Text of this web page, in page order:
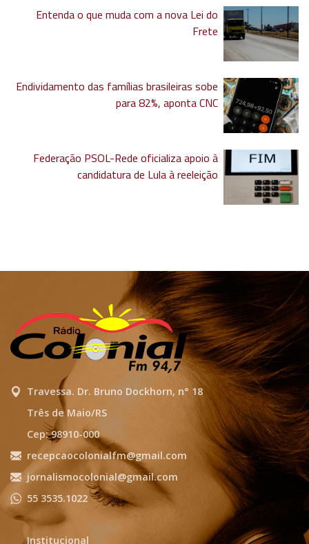
Entenda o que muda com a nova Lei do
Frete
Endividamento das famílias brasileiras sobe
para 82%, aponta CNC
Federação PSOL-Rede oficializa apoio à
candidatura de Lula à reeleição
Travessa. Dr. Bruno Dockhorn, n° 18
Três de Maio/RS
Cep: 98910-000
recepcaocolonialfm@gmail.com
jornalismocolonial@gmail.com
55 3535.1022
Institucional